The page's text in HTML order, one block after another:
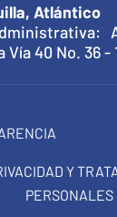
Atlántico
Vía 40 No. 36 -
Y
PERSONALES